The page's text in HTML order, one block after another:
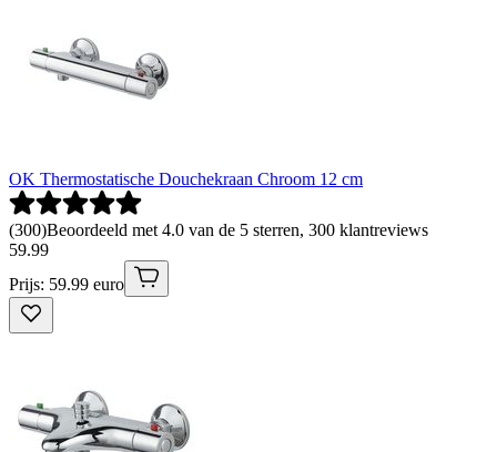
OK Thermostatische Douchekraan Chroom 12 cm
(300)Beoordeeld met 4.0 van de 5 sterren, 300 klantreviews
59.99
Prijs: 59.99 euro